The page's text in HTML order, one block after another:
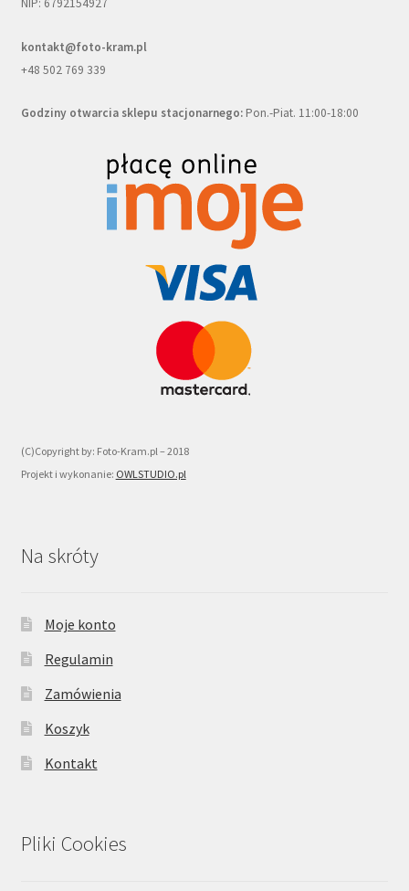
NIP: 6792154927
kontakt@foto-kram.pl
+48 502 769 339
Godziny otwarcia sklepu stacjonarnego:Pon.-Piat. 11:00-18:00
(C)Copyright by: Foto-Kram.pl – 2018
Projekt i wykonanie: OWLSTUDIO.pl
Na skróty
Moje konto
Regulamin
Zamówienia
Koszyk
Kontakt
Pliki Cookies